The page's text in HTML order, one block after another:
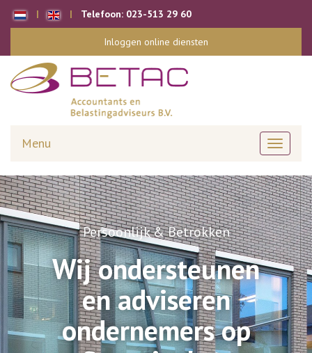
Telefoon: 023-513 29 60
Inloggen online diensten
Toggle
Menu
Persoonlijk & Betrokken
Wij ondersteunen
en adviseren
ondernemers op